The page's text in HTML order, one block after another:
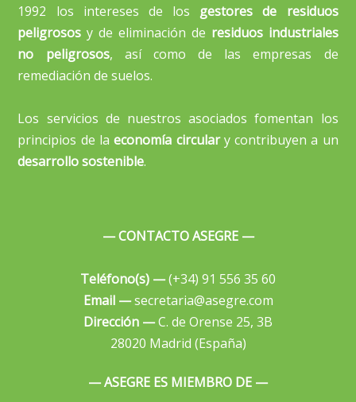
1992 los intereses de los gestores de residuos
peligrosos y de eliminación de residuos industriales
no peligrosos, así como de las empresas de
remediación de suelos.
Los servicios de nuestros asociados fomentan los
principios de laeconomía circulary contribuyen a un
desarrollo sostenible.
— CONTACTO ASEGRE —
Teléfono(s) —(+34) 91 556 35 60
Email —secretaria@asegre.com
Dirección —C. de Orense 25, 3B
28020 Madrid (España)
— ASEGRE ES MIEMBRO DE —